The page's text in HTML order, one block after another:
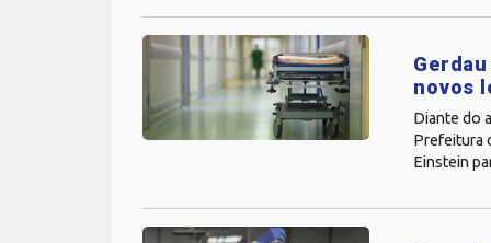
novos
Diante do
Prefeitura
Einstein